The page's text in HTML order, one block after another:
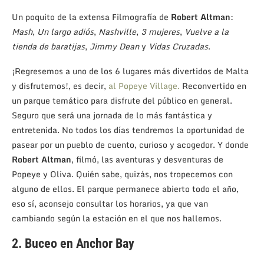
Un poquito de la extensa Filmografía de Robert Altman:
Mash, Un largo adiós, Nashville, 3 mujeres, Vuelve a la
tienda de baratijas, Jimmy Deany Vidas Cruzadas.
¡Regresemos a uno de los 6 lugares más divertidos de Malta
y disfrutemos!, es decir, al Popeye Village. Reconvertido en
un parque temático para disfrute del público en general.
Seguro que será una jornada de lo más fantástica y
entretenida. No todos los días tendremos la oportunidad de
pasear por un pueblo de cuento, curioso y acogedor. Y donde
Robert Altman, filmó, las aventuras y desventuras de
Popeye y Oliva. Quién sabe, quizás, nos tropecemos con
alguno de ellos. El parque permanece abierto todo el año,
eso sí, aconsejo consultar los horarios, ya que van
cambiando según la estación en el que nos hallemos.
2. Buceo en Anchor Bay